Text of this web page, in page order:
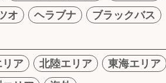
オ ヘラブナ
ブラックバス
リア 北陸エリア
東海エリア